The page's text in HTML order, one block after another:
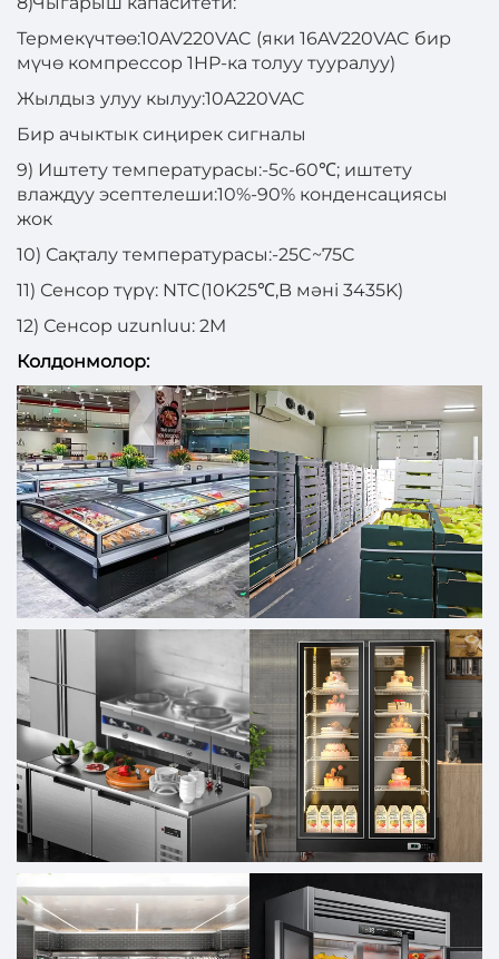
Термекүчтөө:10AV220VAC (яки 16AV220VAC бир
мүчө компрессор 1HP-ка толуу тууралуу)
Жылдыз улуу кылуу:10A220VAC
Бир ачыктык сиңирек сигналы
9) Иштету температурасы:-5c-60℃; иштету
влаждуу эсептелеши:10%-90% конденсациясы
жок
10) Сақталу температурасы:-25C~75C
11) Сенсор түрү: NTC(10K25℃,B мәні 3435K)
12) Сенсор uzunluu: 2M
Колдонмолор: